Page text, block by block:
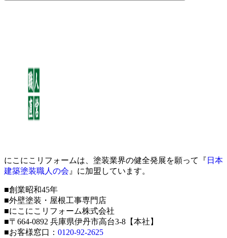
にこにこリフォームは、塗装業界の健全発展を願って『 日本
建築塗装職人の会 』に加盟しています。
■創業昭和45年
■外壁塗装・屋根工事専門店
■にこにこリフォーム株式会社
■〒664-0892 兵庫県伊丹市高台3-8【本社】
■お客様窓口： 0120-92-2625